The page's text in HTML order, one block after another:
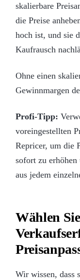
skalierbare
die Preise
hoch ist, und sie
Kaufrausch
Ohne einen
Gewinnmargen
Profi-Tipp:
voreingestellten
Repricer, um die
sofort zu
aus jedem
Wählen
Wir wissen, dass